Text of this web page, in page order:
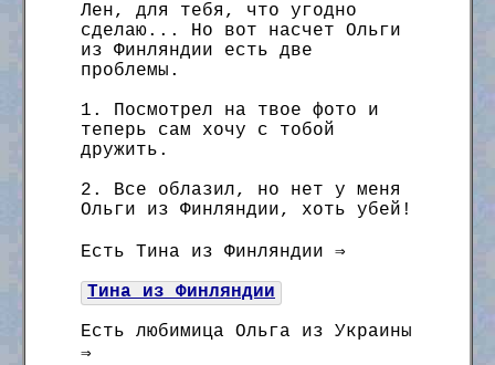
Лен, для тебя, что угодно
сделаю... Но вот насчет Ольги
из Финляндии есть две
проблемы.
1. Посмотрел на твое фото и
теперь сам хочу с тобой
дружить.
2. Все облазил, но нет у меня
Ольги из Финляндии, хоть убей!
Есть Тина из Финляндии ⇒
Тина из Финляндии
Есть любимица Ольга из Украины
⇒